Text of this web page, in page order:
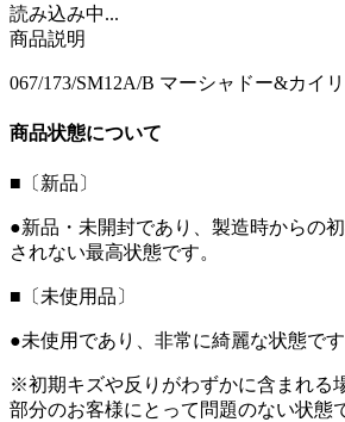
読み込み中...
商品説明
067/173/SM12A/B マーシャドー&カイ
商品状態について
■〔新品〕
●新品・未開封であり、製造時からの
されない最高状態です。
■〔未使用品〕
●未使用であり、非常に綺麗な状態です
※初期キズや反りがわずかに含まれる
部分のお客様にとって問題のない状態